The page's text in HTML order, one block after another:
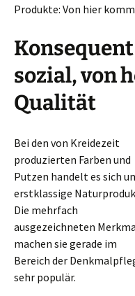
Produkte: Von hier
sozial, von
Qualität
Bei den von Kreidezeit
produzierten Farben und
Putzen handelt es sich
erstklassige
Die mehrfach
ausgezeichneten
machen sie gerade im
Bereich der
sehr populär.